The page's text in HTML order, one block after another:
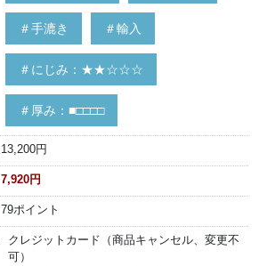
＃手漉き ＃輸入
＃にじみ：★★☆☆☆
＃厚み：■□□□□
13,200円
7,920円
79ポイント
クレジットカード（商品キャンセル、変更不
可）